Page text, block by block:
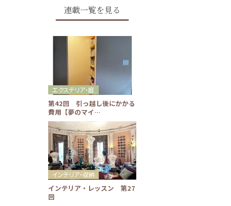
連載一覧を見る
第42回 引っ越し後にかかる
費用【夢のマイ…
エクステリア・庭
インテリア・レッスン 第27
回
インテリア・収納